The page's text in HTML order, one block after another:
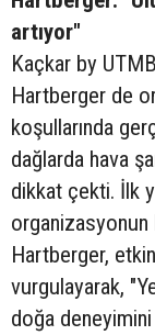
artıyor"
Kaçkar by
Hartberger de
koşullarında
dağlarda hava
dikkat çekti. İlk
organizasyonun
Hartberger,
vurgulayarak,
doğa